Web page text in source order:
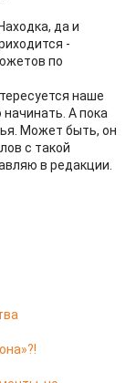
да и
-
по
наше
А пока
Может быть, он
с такой
в редакции.